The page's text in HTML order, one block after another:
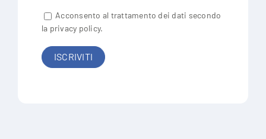
Acconsento al trattamento dei dati secondo
la privacy policy.